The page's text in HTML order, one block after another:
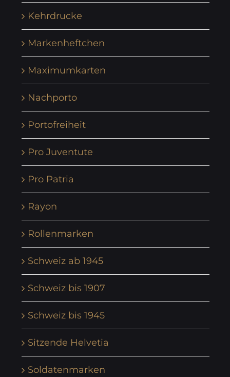
Kehrdrucke
Markenheftchen
Maximumkarten
Nachporto
Portofreiheit
Pro Juventute
Pro Patria
Rayon
Rollenmarken
Schweiz ab 1945
Schweiz bis 1907
Schweiz bis 1945
Sitzende Helvetia
Soldatenmarken